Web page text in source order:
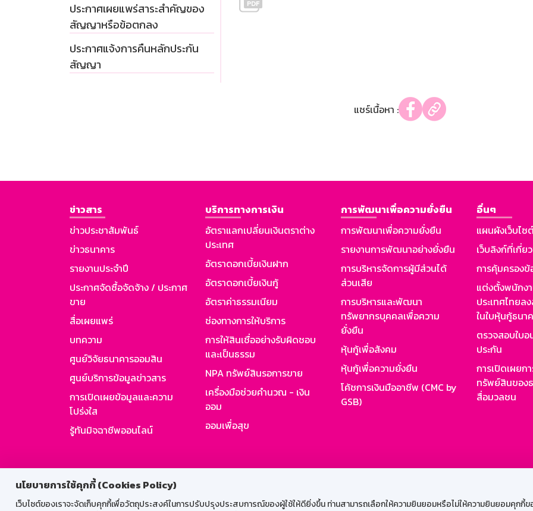
นโยบายการใช้คุกกี้ (Cookies Policy)
เว็บไซต์ของเราจะจัดเก็บคุกกี้เพื่อวัตถุประสงค์ในการปรับปรุงประสบการณ์ของผู้ใช้ให้ดียิ่งขึ้น ท่านสามารถเลือกให้ความยินยอมหรือไม่ให้ความยินยอมคุกกี้ข
ประกาศเผยแพร่สาระสำคัญของ
สัญญาหรือข้อตกลง
ประกาศแจ้งการคืนหลักประกัน
สัญญา
แชร์เนื้อหา :
ข่าวสาร
ข่าวประชาสัมพันธ์
ข่าวธนาคาร
รายงานประจำปี
ประกาศจัดซื้อจัดจ้าง / ประกาศ
ขาย
สื่อเผยแพร่
บทความ
ศูนย์วิจัยธนาคารออมสิน
ศูนย์บริการข้อมูลข่าวสาร
การเปิดเผยข้อมูลและความ
โปร่งใส
รู้ทันมิจฉาชีพออนไลน์
บริการทางการเงิน
อัตราแลกเปลี่ยนเงินตราต่าง
ประเทศ
อัตราดอกเบี้ยเงินฝาก
อัตราดอกเบี้ยเงินกู้
อัตราค่าธรรมเนียม
ช่องทางการให้บริการ
การให้สินเชื่ออย่างรับผิดชอบ
และเป็นธรรม
NPA ทรัพย์สินรอการขาย
เครื่องมือช่วยคำนวณ - เงิน
ออม
ออมเพื่อสุข
การพัฒนาเพื่อความยั่งยืน
การพัฒนาเพื่อความยั่งยืน
รายงานการพัฒนาอย่างยั่งยืน
การบริหารจัดการผู้มีส่วนได้
ส่วนเสีย
การบริหารและพัฒนา
ทรัพยากรบุคคลเพื่อความ
ยั่งยืน
หุ้นกู้เพื่อสังคม
หุ้นกู้เพื่อความยั่งยืน
โค้ชการเงินมืออาชีพ (CMC by
GSB)
อื่นๆ
แผนผังเว็บไซ
เว็บลิงก์ที่เกี่ย
การคุ้มครอง
แต่งตั้งพนักง
ประเทศไทยล
ในใบหุ้นกู้ธนา
ตรวจสอบใบ
ประกัน
การเปิดเผยก
ทรัพย์สินของ
สื่อมวลชน